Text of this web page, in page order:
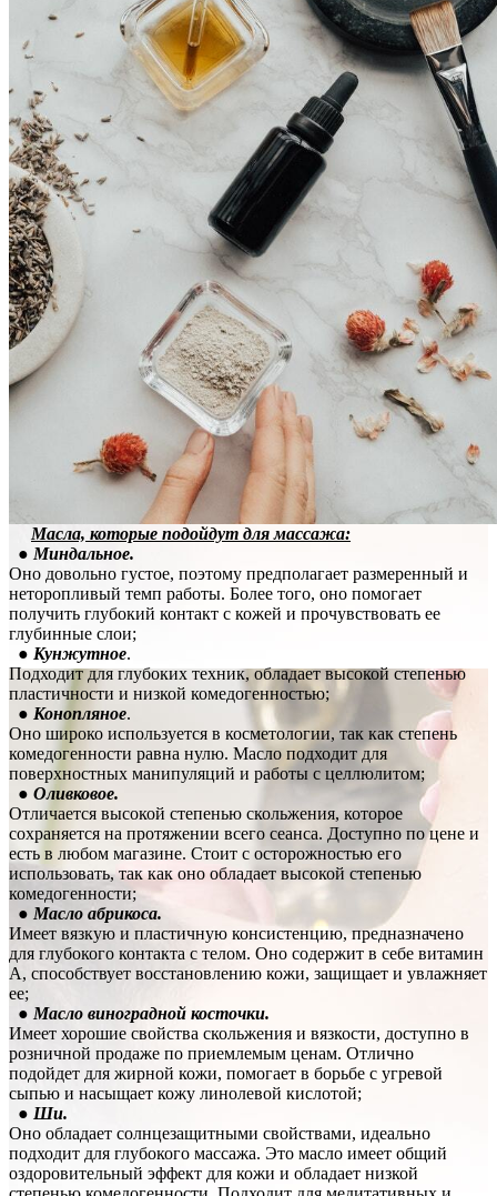
Масла, которые подойдут для массажа:
● Миндальное.
Оно довольно густое, поэтому предполагает размеренный и
неторопливый темп работы. Более того, оно помогает
получить глубокий контакт с кожей и прочувствовать ее
глубинные слои;
● Кунжутное.
Подходит для глубоких техник, обладает высокой степенью
пластичности и низкой комедогенностью;
● Конопляное.
Оно широко используется в косметологии, так как степень
комедогенности равна нулю. Масло подходит для
поверхностных манипуляций и работы с целлюлитом;
● Оливковое.
Отличается высокой степенью скольжения, которое
сохраняется на протяжении всего сеанса. Доступно по цене и
есть в любом магазине. Стоит с осторожностью его
использовать, так как оно обладает высокой степенью
комедогенности;
● Масло абрикоса.
Имеет вязкую и пластичную консистенцию, предназначено
для глубокого контакта с телом. Оно содержит в себе витамин
А, способствует восстановлению кожи, защищает и увлажняет
ее;
● Масло виноградной косточки.
Имеет хорошие свойства скольжения и вязкости, доступно в
розничной продаже по приемлемым ценам. Отлично
подойдет для жирной кожи, помогает в борьбе с угревой
сыпью и насыщает кожу линолевой кислотой;
● Ши.
Оно обладает солнцезащитными свойствами, идеально
подходит для глубокого массажа. Это масло имеет общий
оздоровительный эффект для кожи и обладает низкой